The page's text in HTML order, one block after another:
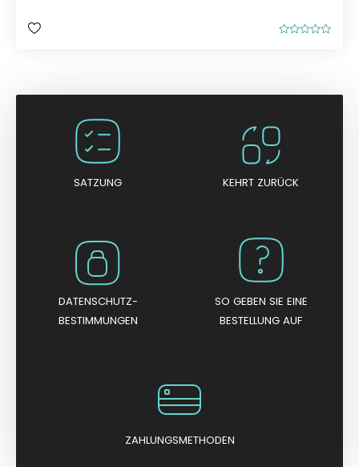
i
t
0
v
n
5
SATZUNG KEHRT ZURÜCK
DATENSCHUTZ-
BESTIMMUNGEN
SO GEBEN SIE EINE
BESTELLUNG AUF
ZAHLUNGSMETHODEN